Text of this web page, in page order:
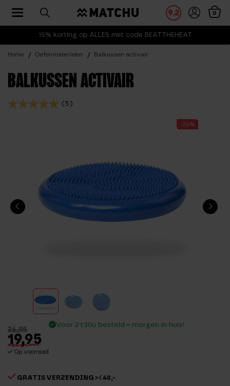
15% korting op ALLES met code BEATTHEHEAT
9.2 0
Toggle navigation
Home Oefenmaterialen Balkussen activair
BALKUSSEN ACTIVAIR
(5)
-26%
26,95
19,95
Op voorraad
Voor 21:30u besteld = morgen in huis!
GRATIS VERZENDING > €40,-